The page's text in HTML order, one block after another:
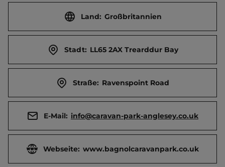
Land: Großbritannien
Stadt: LL65 2AX Trearddur Bay
Straße: Ravenspoint Road
E-Mail: info@caravan-park-anglesey.co.uk
Webseite: www.bagnolcaravanpark.co.uk